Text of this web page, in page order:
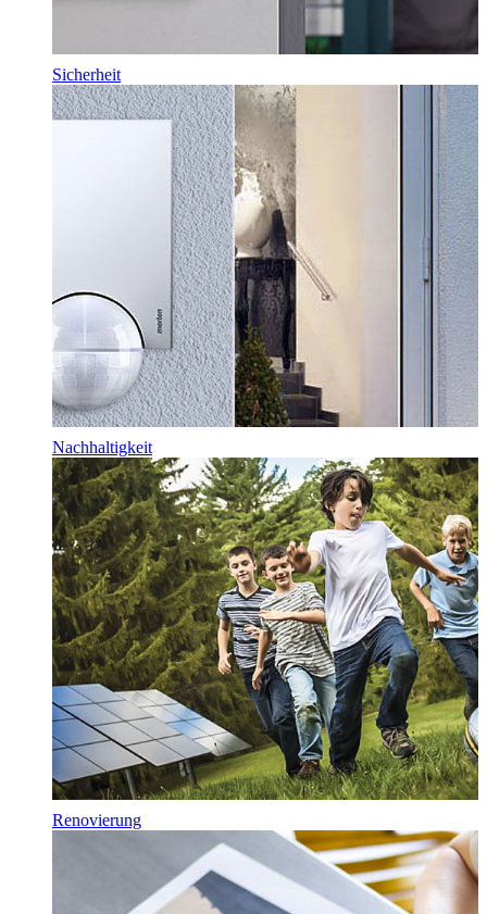
Sicherheit
Nachhaltigkeit
Renovierung